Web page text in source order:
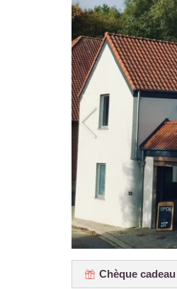
Chèque cadeau